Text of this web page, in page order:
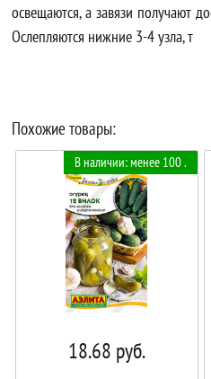
освещаются, а завязи получают
Ослепляются нижние 3-4 узла, т
Похожие товары:
В наличии: менее 100 .
18.68 руб.